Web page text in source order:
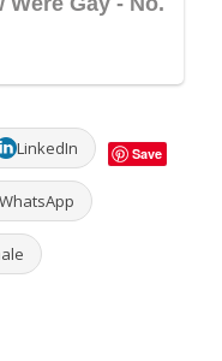
LinkedIn Save
WhatsApp